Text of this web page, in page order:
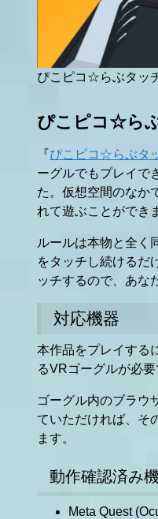
ぴこピコ☆らぶタッ
ぴこピコ☆ら
『ぴこピコ☆らぶタ
ーグルでもプレイで
た。仮想空間のなか
れて遊ぶことができ
ルールは本物と全く
をタッチし続けるだ
ッチするので、あな
対応機器
本作品をプレイする
るVRゴーグルが必要
ゴーグル内のブラウ
ていただければ、そ
ます。
動作確認済み
Meta Quest